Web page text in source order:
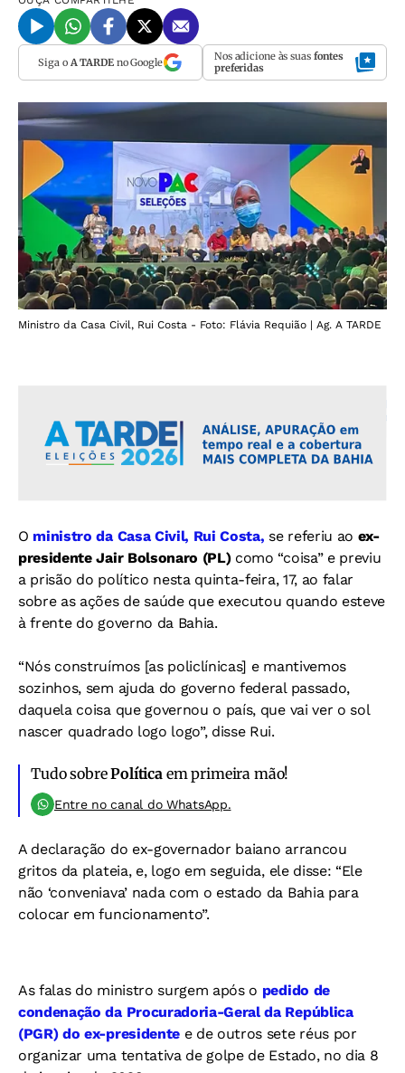
Siga o A TARDEno Google Nos adicione às suas fontes
preferidas
Ministro da Casa Civil, Rui Costa - Foto: Flávia Requião | Ag. A TARDE
O ministro da Casa Civil, Rui Costa, se referiu ao ex-
presidente Jair Bolsonaro (PL)como “coisa” e previu
a prisão do político nesta quinta-feira, 17, ao falar
sobre as ações de saúde que executou quando esteve
à frente do governo da Bahia.
“Nós construímos [as policlínicas] e mantivemos
sozinhos, sem ajuda do governo federal passado,
daquela coisa que governou o país, que vai ver o sol
nascer quadrado logo logo”, disse Rui.
Tudo sobrePolíticaem primeira mão!
Entre no canal do WhatsApp.
A declaração do ex-governador baiano arrancou
gritos da plateia, e, logo em seguida, ele disse: “Ele
não ‘conveniava’ nada com o estado da Bahia para
colocar em funcionamento”.
As falas do ministro surgem após o pedido de
condenação da Procuradoria-Geral da República
(PGR) do ex-presidente e de outros sete réus por
organizar uma tentativa de golpe de Estado, no dia 8